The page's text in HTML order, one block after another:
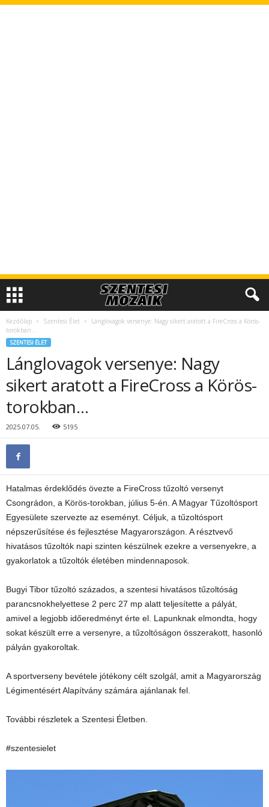
Kezdőlap Szentesi Élet
Lánglovagok versenye: Nagy sikert aratott a FireCross a Körös-
torokban…
SZENTESI ÉLET
Lánglovagok versenye: Nagy
sikert aratott a FireCross a Körös-
torokban…
2025.07.05. 5195
Hatalmas érdeklődés övezte a FireCross tűzoltó versenyt
Csongrádon, a Körös-torokban, július 5-én. A Magyar Tűzoltósport
Egyesülete szervezte az eseményt. Céljuk, a tűzoltósport
népszerűsítése és fejlesztése Magyarországon. A résztvevő
hivatásos tűzoltók napi szinten készülnek ezekre a versenyekre, a
gyakorlatok a tűzoltók életében mindennaposok.
Bugyi Tibor tűzoltó százados, a szentesi hivatásos tűzoltóság
parancsnokhelyettese 2 perc 27 mp alatt teljesítette a pályát,
amivel a legjobb időeredményt érte el. Lapunknak elmondta, hogy
sokat készült erre a versenyre, a tűzoltóságon összerakott, hasonló
pályán gyakoroltak.
A sportverseny bevétele jótékony célt szolgál, amit a Magyarország
Légimentésért Alapítvány számára ajánlanak fel.
További részletek a Szentesi Életben.
#szentesielet